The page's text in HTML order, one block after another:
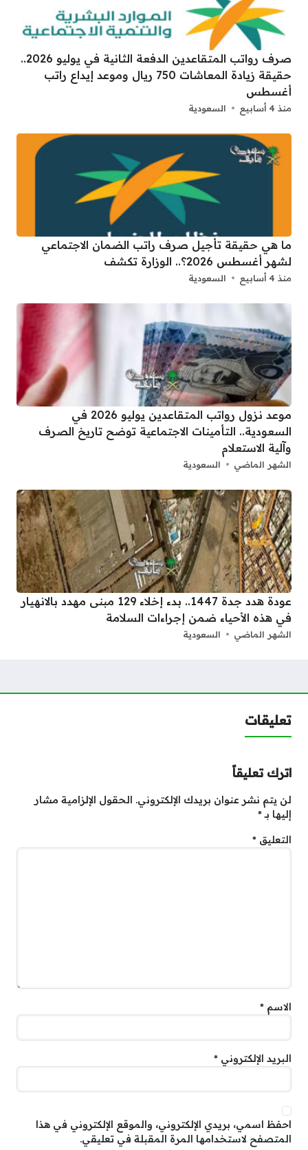
صرف رواتب المتقاعدين الدفعة الثانية في يوليو 2026..
حقيقة زيادة المعاشات 750 ريال وموعد إيداع راتب
أغسطس
منذ 4 أسابيع السعودية
ما هي حقيقة تأجيل صرف راتب الضمان الاجتماعي
لشهر أغسطس 2026؟.. الوزارة تكشف
منذ 4 أسابيع السعودية
موعد نزول رواتب المتقاعدين يوليو 2026 في
السعودية.. التأمينات الاجتماعية توضح تاريخ الصرف
وآلية الاستعلام
الشهر الماضي السعودية
عودة هدد جدة 1447.. بدء إخلاء 129 مبنى مهدد بالانهيار
في هذه الأحياء ضمن إجراءات السلامة
الشهر الماضي السعودية
تعليقات
اترك تعليقاً
لن يتم نشر عنوان بريدك الإلكتروني. الحقول الإلزامية مشار
إليها بـ*
التعليق *
الاسم *
البريد الإلكتروني *
احفظ اسمي، بريدي الإلكتروني، والموقع الإلكتروني في هذا
المتصفح لاستخدامها المرة المقبلة في تعليقي.